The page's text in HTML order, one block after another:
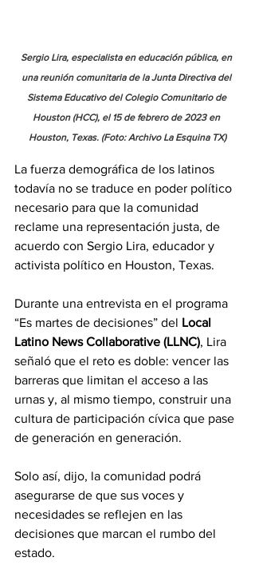
Sergio Lira, especialista en educación pública, en
una reunión comunitaria de la Junta Directiva del
Sistema Educativo del Colegio Comunitario de
Houston (HCC), el 15 de febrero de 2023 en
Houston, Texas. (Foto: Archivo La Esquina TX)
La fuerza demográfica de los latinos
todavía no se traduce en poder político
necesario para que la comunidad
reclame una representación justa, de
acuerdo con Sergio Lira, educador y
activista político en Houston, Texas.
Durante una entrevista en el programa
“Es martes de decisiones” del Local
Latino News Collaborative (LLNC), Lira
señaló que el reto es doble: vencer las
barreras que limitan el acceso a las
urnas y, al mismo tiempo, construir una
cultura de participación cívica que pase
de generación en generación.
Solo así, dijo, la comunidad podrá
asegurarse de que sus voces y
necesidades se reflejen en las
decisiones que marcan el rumbo del
estado.